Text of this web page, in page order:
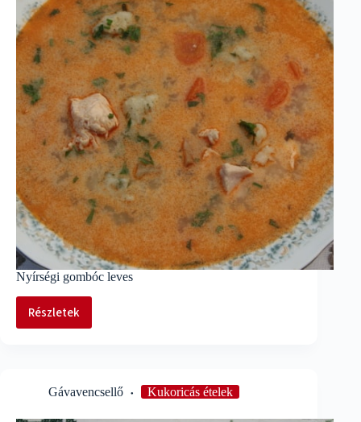
Nyírségi gombóc leves
Részletek
Nyírségi
Gávavencsellő Kukoricás ételek